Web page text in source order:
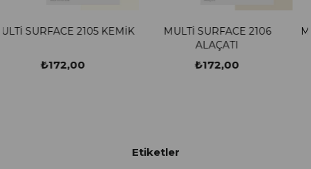
KEMİK
MULTİ SURFACE 2106
MULTİ SURFACE
Etiketler